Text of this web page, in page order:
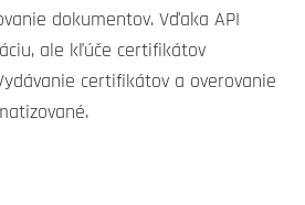
dokumentov. Vďaka API
ale kľúče certifikátov
certifikátov a overovanie